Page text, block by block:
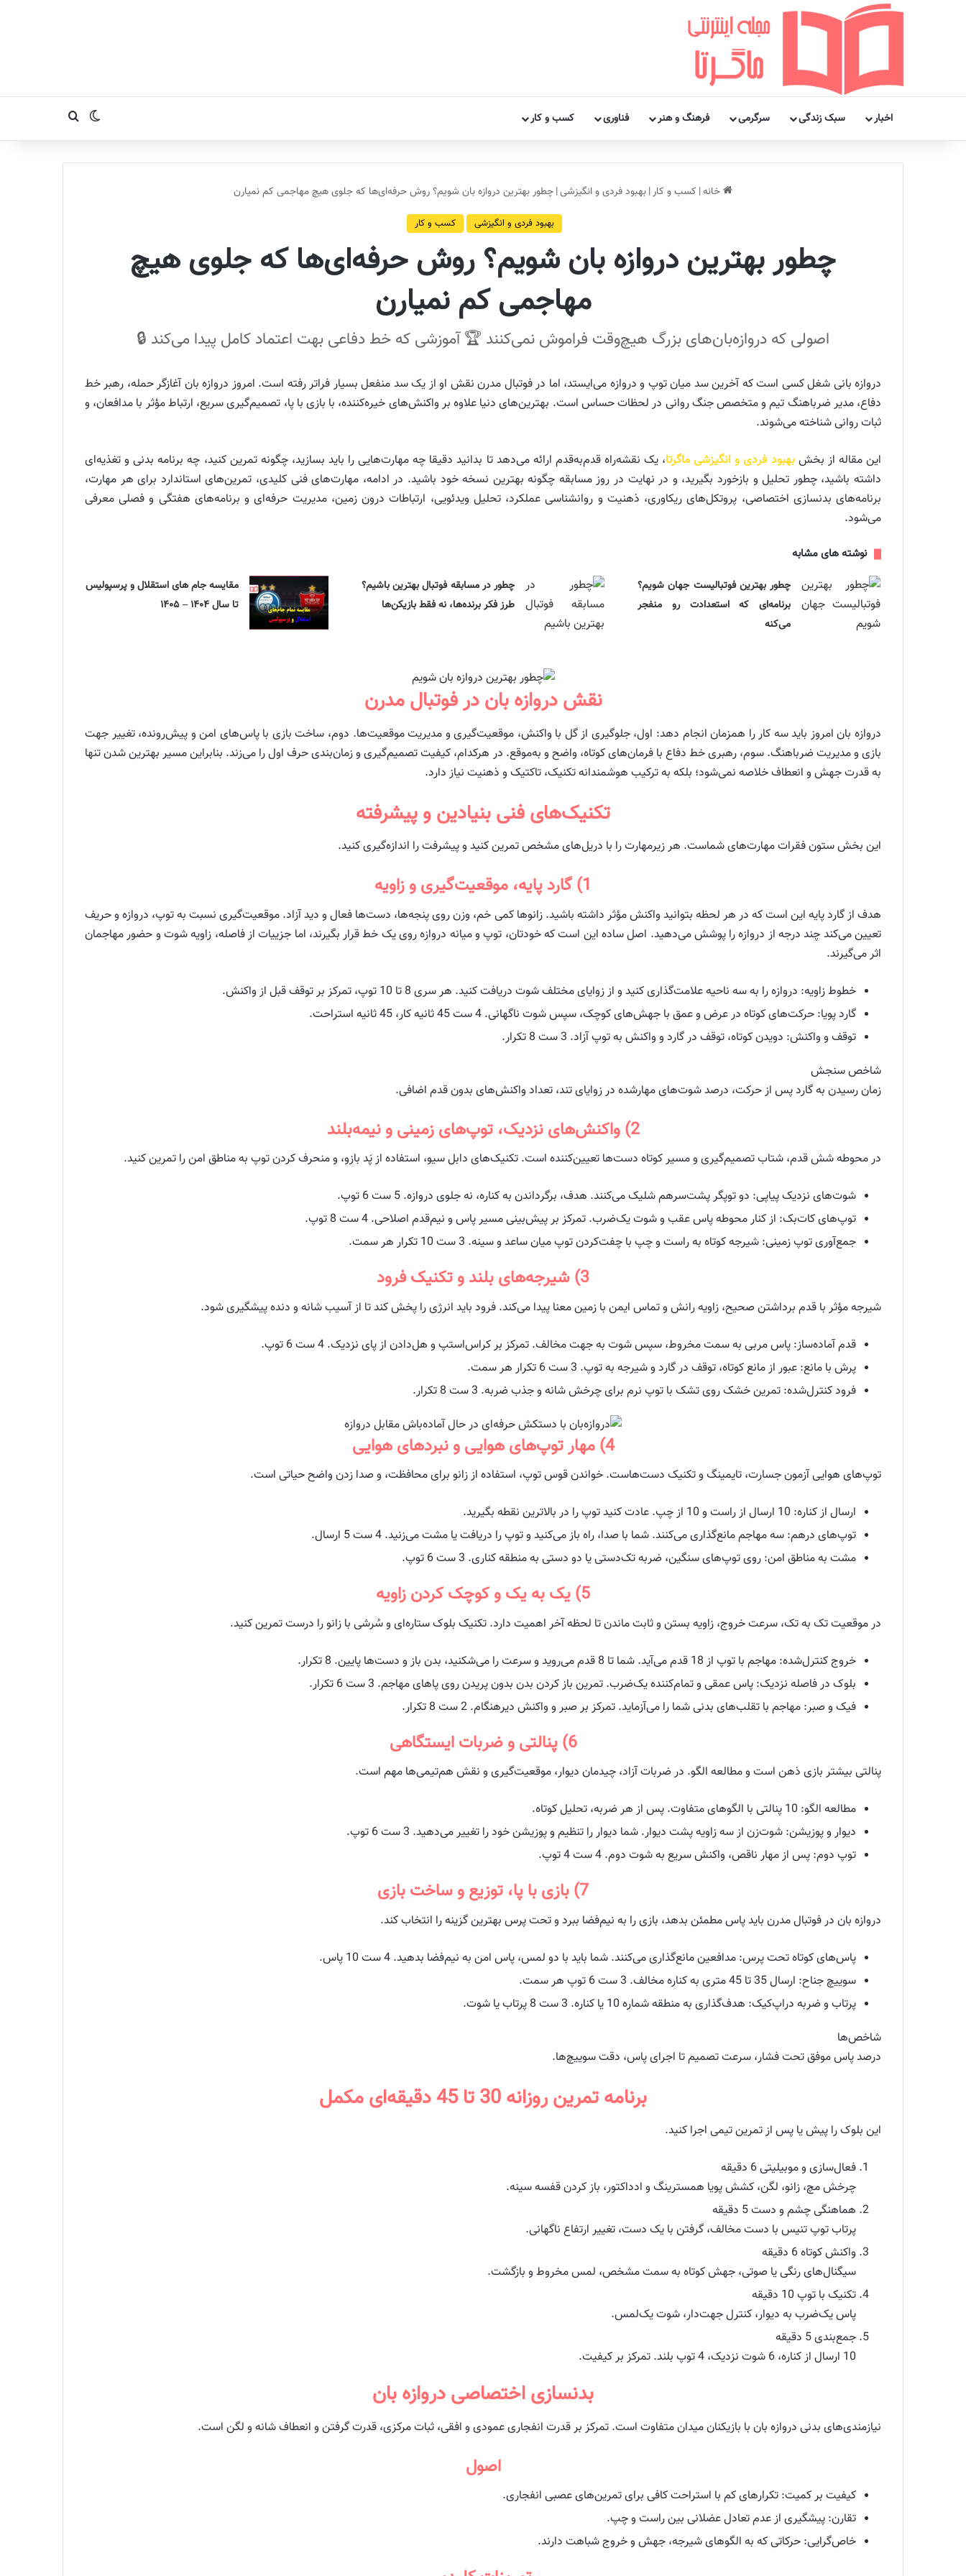
اخبار سبک زندگی سرگرمی فرهنگ و هنر فناوری کسب و کار تغییر پوستهجستجو برای
خانه| کسب و کار|بهبود فردی و انگیزشی|چطور بهترین دروازه بان شویم؟ روش حرفه‌ای‌ها که جلوی هیچ مهاجمی کم نمیارن
بهبود فردی و انگیزشی کسب و کار
چطور بهترین دروازه بان شویم؟ روش حرفه‌ای‌ها که جلوی هیچ
مهاجمی کم نمیارن
اصولی که دروازه‌بان‌های بزرگ هیچ‌وقت فراموش نمی‌کنند 🏆 آموزشی که خط دفاعی بهت اعتماد کامل پیدا می‌کند 🔒
دروازه بانی شغل کسی است که آخرین سد میان توپ و دروازه می‌ایستد، اما در فوتبال مدرن نقش او از یک سد منفعل بسیار فراتر رفته است. امروز دروازه بان آغازگر حمله، رهبر خط
دفاع، مدیر ضرباهنگ تیم و متخصص جنگ روانی در لحظات حساس است. بهترین‌های دنیا علاوه بر واکنش‌های خیره‌کننده، با بازی با پا، تصمیم‌گیری سریع، ارتباط مؤثر با مدافعان، و
ثبات روانی شناخته می‌شوند.
این مقاله از بخشبهبود فردی و انگیزشی ماگرتا، یک نقشه‌راه قدم‌به‌قدم ارائه می‌دهد تا بدانید دقیقا چه مهارت‌هایی را باید بسازید، چگونه تمرین کنید، چه برنامه بدنی و تغذیه‌ای
داشته باشید، چطور تحلیل و بازخورد بگیرید، و در نهایت در روز مسابقه چگونه بهترین نسخه خود باشید. در ادامه، مهارت‌های فنی کلیدی، تمرین‌های استاندارد برای هر مهارت،
برنامه‌های بدنسازی اختصاصی، پروتکل‌های ریکاوری، ذهنیت و روانشناسی عملکرد، تحلیل ویدئویی، ارتباطات درون زمین، مدیریت حرفه‌ای و برنامه‌های هفتگی و فصلی معرفی
می‌شود.
نوشته های مشابه
چطور بهترین فوتبالیست جهان شویم؟
برنامه‌ای که استعدادت رو منفجر
می‌کنه
چطور در مسابقه فوتبال بهترین باشیم؟
طرز فکر برنده‌ها، نه فقط بازیکن‌ها
مقایسه جام های استقلال و پرسپولیس
تا سال ۱۴۰۴ – ۱۴۰۵
نقش دروازه بان در فوتبال مدرن
دروازه بان امروز باید سه کار را همزمان انجام دهد: اول، جلوگیری از گل با واکنش، موقعیت‌گیری و مدیریت موقعیت‌ها. دوم، ساخت بازی با پاس‌های امن و پیش‌رونده، تغییر جهت
بازی و مدیریت ضرباهنگ. سوم، رهبری خط دفاع با فرمان‌های کوتاه، واضح و به‌موقع. در هرکدام، کیفیت تصمیم‌گیری و زمان‌بندی حرف اول را می‌زند. بنابراین مسیر بهترین شدن تنها
به قدرت جهش و انعطاف خلاصه نمی‌شود؛ بلکه به ترکیب هوشمندانه تکنیک، تاکتیک و ذهنیت نیاز دارد.
تکنیک‌های فنی بنیادین و پیشرفته
این بخش ستون فقرات مهارت‌های شماست. هر زیرمهارت را با دریل‌های مشخص تمرین کنید و پیشرفت را اندازه‌گیری کنید.
1) گارد پایه، موقعیت‌گیری و زاویه
هدف از گارد پایه این است که در هر لحظه بتوانید واکنش مؤثر داشته باشید. زانوها کمی خم، وزن روی پنجه‌ها، دست‌ها فعال و دید آزاد. موقعیت‌گیری نسبت به توپ، دروازه و حریف
تعیین می‌کند چند درجه از دروازه را پوشش می‌دهید. اصل ساده این است که خودتان، توپ و میانه دروازه روی یک خط قرار بگیرند، اما جزییات از فاصله، زاویه شوت و حضور مهاجمان
اثر می‌گیرند.
خطوط زاویه: دروازه را به سه ناحیه علامت‌گذاری کنید و از زوایای مختلف شوت دریافت کنید. هر سری 8 تا 10 توپ، تمرکز بر توقف قبل از واکنش.
گارد پویا: حرکت‌های کوتاه در عرض و عمق با جهش‌های کوچک، سپس شوت ناگهانی. 4 ست 45 ثانیه کار، 45 ثانیه استراحت.
توقف و واکنش: دویدن کوتاه، توقف در گارد و واکنش به توپ آزاد. 3 ست 8 تکرار.
شاخص سنجش
زمان رسیدن به گارد پس از حرکت، درصد شوت‌های مهارشده در زوایای تند، تعداد واکنش‌های بدون قدم اضافی.
2) واکنش‌های نزدیک، توپ‌های زمینی و نیمه‌بلند
در محوطه شش قدم، شتاب تصمیم‌گیری و مسیر کوتاه دست‌ها تعیین‌کننده است. تکنیک‌های دابل سیو، استفاده از پَد بازو، و منحرف کردن توپ به مناطق امن را تمرین کنید.
شوت‌های نزدیک پیاپی: دو توپگر پشت‌سرهم شلیک می‌کنند. هدف، برگرداندن به کناره، نه جلوی دروازه. 5 ست 6 توپ.
توپ‌های کات‌بک: از کنار محوطه پاس عقب و شوت یک‌ضرب. تمرکز بر پیش‌بینی مسیر پاس و نیم‌قدم اصلاحی. 4 ست 8 توپ.
جمع‌آوری توپ زمینی: شیرجه کوتاه به راست و چپ با چفت‌کردن توپ میان ساعد و سینه. 3 ست 10 تکرار هر سمت.
3) شیرجه‌های بلند و تکنیک فرود
شیرجه مؤثر با قدم برداشتن صحیح، زاویه رانش و تماس ایمن با زمین معنا پیدا می‌کند. فرود باید انرژی را پخش کند تا از آسیب شانه و دنده پیشگیری شود.
قدم آماده‌ساز: پاس مربی به سمت مخروط، سپس شوت به جهت مخالف. تمرکز بر کراس‌استپ و هل‌دادن از پای نزدیک. 4 ست 6 توپ.
پرش با مانع: عبور از مانع کوتاه، توقف در گارد و شیرجه به توپ. 3 ست 6 تکرار هر سمت.
فرود کنترل‌شده: تمرین خشک روی تشک با توپ نرم برای چرخش شانه و جذب ضربه. 3 ست 8 تکرار.
4) مهار توپ‌های هوایی و نبردهای هوایی
توپ‌های هوایی آزمون جسارت، تایمینگ و تکنیک دست‌هاست. خواندن قوس توپ، استفاده از زانو برای محافظت، و صدا زدن واضح حیاتی است.
ارسال از کناره: 10 ارسال از راست و 10 از چپ. عادت کنید توپ را در بالاترین نقطه بگیرید.
توپ‌های درهم: سه مهاجم مانع‌گذاری می‌کنند. شما با صدا، راه باز می‌کنید و توپ را دریافت یا مشت می‌زنید. 4 ست 5 ارسال.
مشت به مناطق امن: روی توپ‌های سنگین، ضربه تک‌دستی یا دو دستی به منطقه کناری. 3 ست 6 توپ.
5) یک به یک و کوچک کردن زاویه
در موقعیت تک به تک، سرعت خروج، زاویه بستن و ثابت ماندن تا لحظه آخر اهمیت دارد. تکنیک بلوک ستاره‌ای و سُرشی با زانو را درست تمرین کنید.
خروج کنترل‌شده: مهاجم با توپ از 18 قدم می‌آید. شما تا 8 قدم می‌روید و سرعت را می‌شکنید، بدن باز و دست‌ها پایین. 8 تکرار.
بلوک در فاصله نزدیک: پاس عمقی و تمام‌کننده یک‌ضرب. تمرین باز کردن بدن بدون پریدن روی پاهای مهاجم. 3 ست 6 تکرار.
فیک و صبر: مهاجم با تقلب‌های بدنی شما را می‌آزماید. تمرکز بر صبر و واکنش دیرهنگام. 2 ست 8 تکرار.
6) پنالتی و ضربات ایستگاهی
پنالتی بیشتر بازی ذهن است و مطالعه الگو. در ضربات آزاد، چیدمان دیوار، موقعیت‌گیری و نقش هم‌تیمی‌ها مهم است.
مطالعه الگو: 10 پنالتی با الگوهای متفاوت. پس از هر ضربه، تحلیل کوتاه.
دیوار و پوزیشن: شوت‌زن از سه زاویه پشت دیوار. شما دیوار را تنظیم و پوزیشن خود را تغییر می‌دهید. 3 ست 6 توپ.
توپ دوم: پس از مهار ناقص، واکنش سریع به شوت دوم. 4 ست 4 توپ.
7) بازی با پا، توزیع و ساخت بازی
دروازه بان در فوتبال مدرن باید پاس مطمئن بدهد، بازی را به نیم‌فضا ببرد و تحت پرس بهترین گزینه را انتخاب کند.
پاس‌های کوتاه تحت پرس: مدافعین مانع‌گذاری می‌کنند. شما باید با دو لمس، پاس امن به نیم‌فضا بدهید. 4 ست 10 پاس.
سوییچ جناح: ارسال 35 تا 45 متری به کناره مخالف. 3 ست 6 توپ هر سمت.
پرتاب و ضربه دراپ‌کیک: هدف‌گذاری به منطقه شماره 10 یا کناره. 3 ست 8 پرتاب یا شوت.
شاخص‌ها
درصد پاس موفق تحت فشار، سرعت تصمیم تا اجرای پاس، دقت سوییچ‌ها.
برنامه تمرین روزانه 30 تا 45 دقیقه‌ای مکمل
این بلوک را پیش یا پس از تمرین تیمی اجرا کنید.
فعال‌سازی و موبیلیتی 6 دقیقه
چرخش مچ، زانو، لگن، کشش پویا همسترینگ و ادداکتور، باز کردن قفسه سینه.
هماهنگی چشم و دست 5 دقیقه
پرتاب توپ تنیس با دست مخالف، گرفتن با یک دست، تغییر ارتفاع ناگهانی.
واکنش کوتاه 6 دقیقه
سیگنال‌های رنگی یا صوتی، جهش کوتاه به سمت مشخص، لمس مخروط و بازگشت.
تکنیک با توپ 10 دقیقه
پاس یک‌ضرب به دیوار، کنترل جهت‌دار، شوت یک‌لمس.
جمع‌بندی 5 دقیقه
10 ارسال از کناره، 6 شوت نزدیک، 4 توپ بلند. تمرکز بر کیفیت.
بدنسازی اختصاصی دروازه بان
نیازمندی‌های بدنی دروازه بان با بازیکنان میدان متفاوت است. تمرکز بر قدرت انفجاری عمودی و افقی، ثبات مرکزی، قدرت گرفتن و انعطاف شانه و لگن است.
اصول
کیفیت بر کمیت: تکرارهای کم با استراحت کافی برای تمرین‌های عصبی انفجاری.
تقارن: پیشگیری از عدم تعادل عضلانی بین راست و چپ.
خاص‌گرایی: حرکاتی که به الگوهای شیرجه، جهش و خروج شباهت دارند.